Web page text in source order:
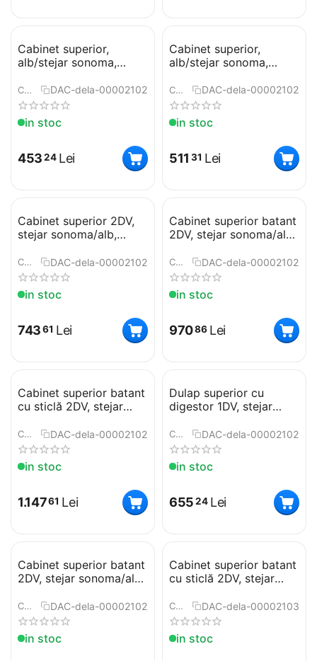
Cabinet superior,
alb/stejar sonoma,
OH
COD: DAC-dela-0000210277
in stoc
45324 Lei
Cabinet superior,
alb/stejar sonoma,
OH
COD: DAC-dela-0000210282
in stoc
511 31 Lei
Cabinet superior 2DV,
stejar sonoma/alb,
OH
COD: DAC-dela-0000210289
in stoc
74361 Lei
Cabinet superior batant
2DV, stejar sonoma/alb,
VH
COD: DAC-dela-0000210291
in stoc
97086 Lei
Cabinet superior batant
cu sticlă 2DV, stejar
PLUS NOPL-009-OH
COD: DAC-dela-0000210293
in stoc
1.14761 Lei
Dulap superior cu
digestor 1DV, stejar
PLUS NOPL-011-OH
COD: DAC-dela-0000210297
in stoc
65524 Lei
Cabinet superior batant
2DV, stejar sonoma/alb,
OH
COD: DAC-dela-0000210299
in stoc
Cabinet superior batant
cu sticlă 2DV, stejar
PLUS NOPL-016-OH
COD: DAC-dela-0000210302
in stoc